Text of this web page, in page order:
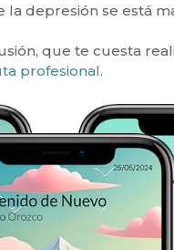
depresión se está
que te cuesta
profesional.